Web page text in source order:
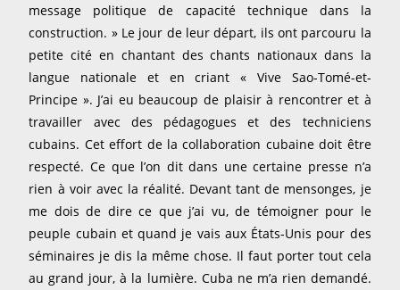
message politique de capacité technique dans la
construction. » Le jour de leur départ, ils ont parcouru la
petite cité en chantant des chants nationaux dans la
langue nationale et en criant « Vive Sao-Tomé-et-
Principe ». J’ai eu beaucoup de plaisir à rencontrer et à
travailler avec des pédagogues et des techniciens
cubains. Cet effort de la collaboration cubaine doit être
respecté. Ce que l’on dit dans une certaine presse n’a
rien à voir avec la réalité. Devant tant de mensonges, je
me dois de dire ce que j’ai vu, de témoigner pour le
peuple cubain et quand je vais aux États-Unis pour des
séminaires je dis la même chose. Il faut porter tout cela
au grand jour, à la lumière. Cuba ne m’a rien demandé.